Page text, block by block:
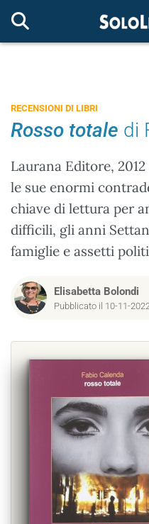
RECENSIONI DI LIBRI
Rosso totale di
Laurana Editore,
le sue enormi
chiave di lettura per
difficili, gli anni
famiglie e assetti
Elisabetta Bolondi
Pubblicato il 10-11-